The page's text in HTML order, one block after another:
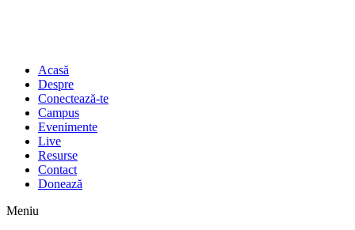
Acasă
Despre
Conectează-te
Campus
Evenimente
Live
Resurse
Contact
Donează
Meniu